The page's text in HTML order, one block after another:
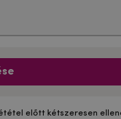
előtt kétszeresen